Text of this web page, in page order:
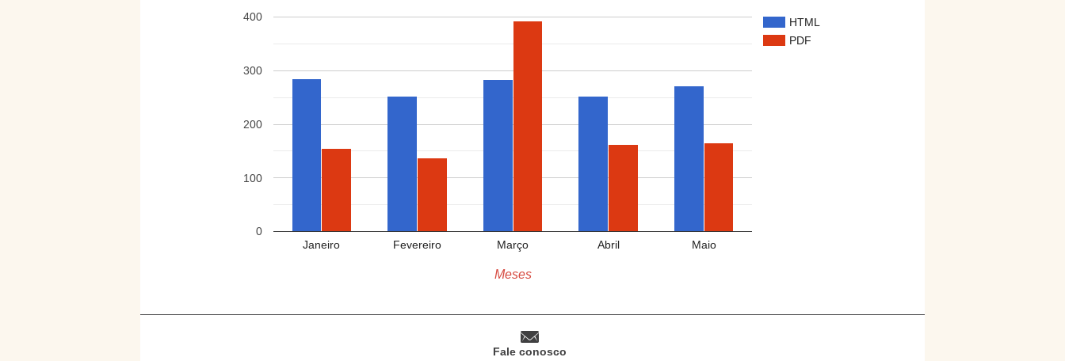
HTML
PDF
Janeiro Fevereiro Março Abril Maio
0
100
200
300
400
Meses
Fale conosco